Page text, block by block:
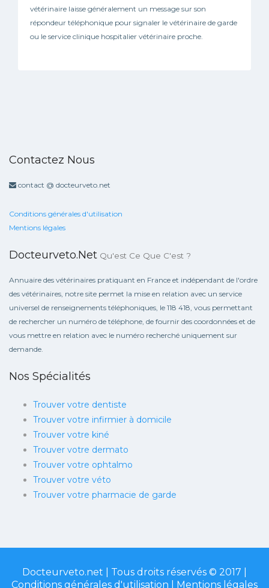
vétérinaire laisse généralement un message sur son
répondeur téléphonique pour signaler le vétérinaire de garde
ou le service clinique hospitalier vétérinaire proche.
Contactez Nous
contact @ docteurveto.net
Conditions générales d'utilisation
Mentions légales
Docteurveto.net Qu'est Ce Que C'est ?
Annuaire des vétérinaires pratiquant en France et indépendant de l'ordre
des vétérinaires, notre site permet la mise en relation avec un service
universel de renseignements téléphoniques, le 118 418, vous permettant
de rechercher un numéro de téléphone, de fournir des coordonnées et de
vous mettre en relation avec le numéro recherché uniquement sur
demande.
Nos Spécialités
Trouver votre dentiste
Trouver votre infirmier à domicile
Trouver votre kiné
Trouver votre dermato
Trouver votre ophtalmo
Trouver votre véto
Trouver votre pharmacie de garde
Docteurveto.net | Tous droits réservés © 2017 |
Conditions générales d'utilisation
Mentions légales